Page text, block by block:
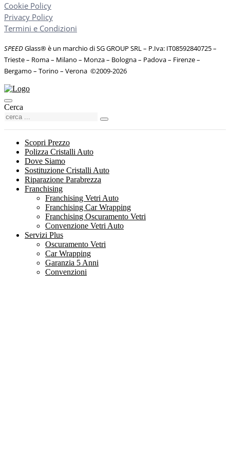
Cookie Policy
Privacy Policy
Termini e Condizioni
SPEEDGlass® è un marchio di SG GROUP SRL – P.Iva: IT08592840725–
Trieste – Roma – Milano – Monza – Bologna – Padova – Firenze –
Bergamo – Torino – Verona ©2009-2026
Cerca
Scopri Prezzo
Polizza Cristalli Auto
Dove Siamo
Sostituzione Cristalli Auto
Riparazione Parabrezza
Franchising
Franchising Vetri Auto
Franchising Car Wrapping
Franchising Oscuramento Vetri
Convenzione Vetri Auto
Servizi Plus
Oscuramento Vetri
Car Wrapping
Garanzia 5 Anni
Convenzioni